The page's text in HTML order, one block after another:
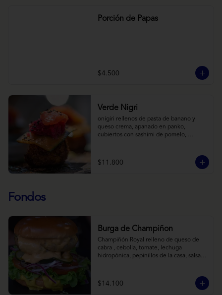
Porción de Papas
$4.500
Verde Nigri
onigiri rellenos de pasta de banano y
queso crema, apanado en panko,
cubiertos con sashimi de pomelo,
de crema de coco con wasabi y tierra de
cochayuyo.
$11.800
Fondos
Burga de Champiñon
Champiñón Royal relleno de queso de
cabra , cebolla, tomate, lechuga
hidropónica, pepinillos de la casa, salsa
$14.100